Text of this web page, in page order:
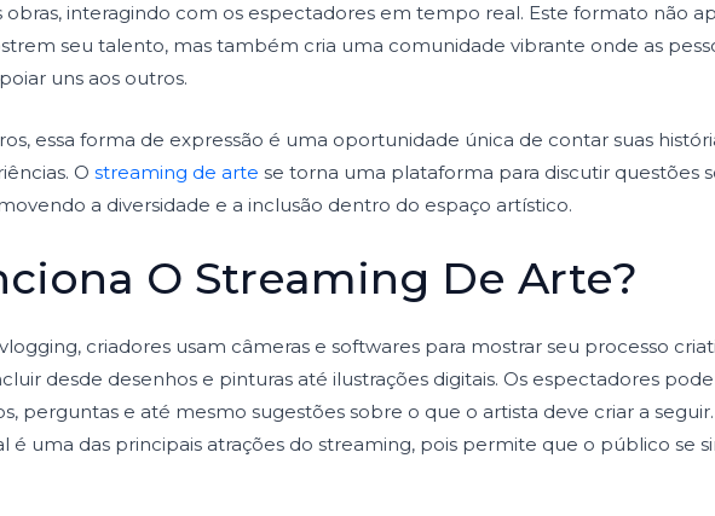
obras, interagindo com os espectadores em tempo real. Este formato não
seu talento, mas também cria uma comunidade vibrante onde as
uns aos outros.
essa forma de expressão é uma oportunidade única de contar suas
Ostreaming de arte se torna uma plataforma para discutir questões
a diversidade e a inclusão dentro do espaço artístico.
O Streaming De Arte?
criadores usam câmeras e softwares para mostrar seu processo
desde desenhos e pinturas até ilustrações digitais. Os espectadores
perguntas e até mesmo sugestões sobre o que o artista deve criar a seguir.
é uma das principais atrações do streaming, pois permite que o público se